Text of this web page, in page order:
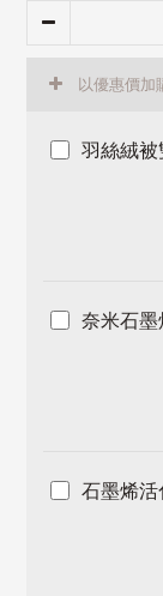
以優惠價加
羽絲絨被
奈米石墨
石墨烯活